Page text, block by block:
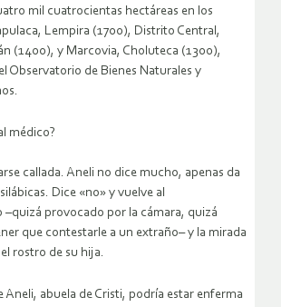
mil cuatrocientas hectáreas en los
Lempira (1700), Distrito Central,
(1400), y Marcovia, Choluteca (1300),
Observatorio de Bienes Naturales y
médico?
callada. Aneli no dice mucho, apenas da
Dice «no» y vuelve al
–quizá provocado por la cámara, quizá
que contestarle a un extraño– y la mirada
rostro de su hija.
Aneli, abuela de Cristi, podría estar enferma